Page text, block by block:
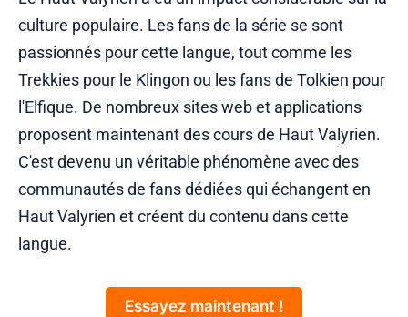
culture populaire. Les fans de la série se sont
passionnés pour cette langue, tout comme les
Trekkies pour le Klingon ou les fans de Tolkien pour
l'Elfique. De nombreux sites web et applications
proposent maintenant des cours de Haut Valyrien.
C'est devenu un véritable phénomène avec des
communautés de fans dédiées qui échangent en
Haut Valyrien et créent du contenu dans cette
langue.
Essayez maintenant !